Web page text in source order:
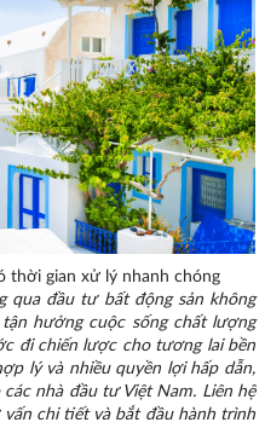
thời gian xử lý nhanh chóng
qua đầu tư bất động sản không
hưởng cuộc sống chất lượng
đi chiến lược cho tương lai bền
lý và nhiều quyền lợi hấp dẫn,
nhà đầu tư Việt Nam. Liên hệ
chi tiết và bắt đầu hành trình